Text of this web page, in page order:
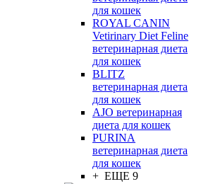
для кошек
ROYAL CANIN
Vetirinary Diet Feline
ветеринарная диета
для кошек
BLITZ
ветеринарная диета
для кошек
AJO ветеринарная
диета для кошек
PURINA
ветеринарная диета
для кошек
+ ЕЩЕ 9